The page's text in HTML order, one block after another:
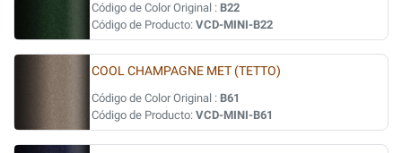
Código de Color Original : B22
Código de Producto: VCD-MINI-B22
COOL CHAMPAGNE MET (TETTO)
Código de Color Original : B61
Código de Producto: VCD-MINI-B61